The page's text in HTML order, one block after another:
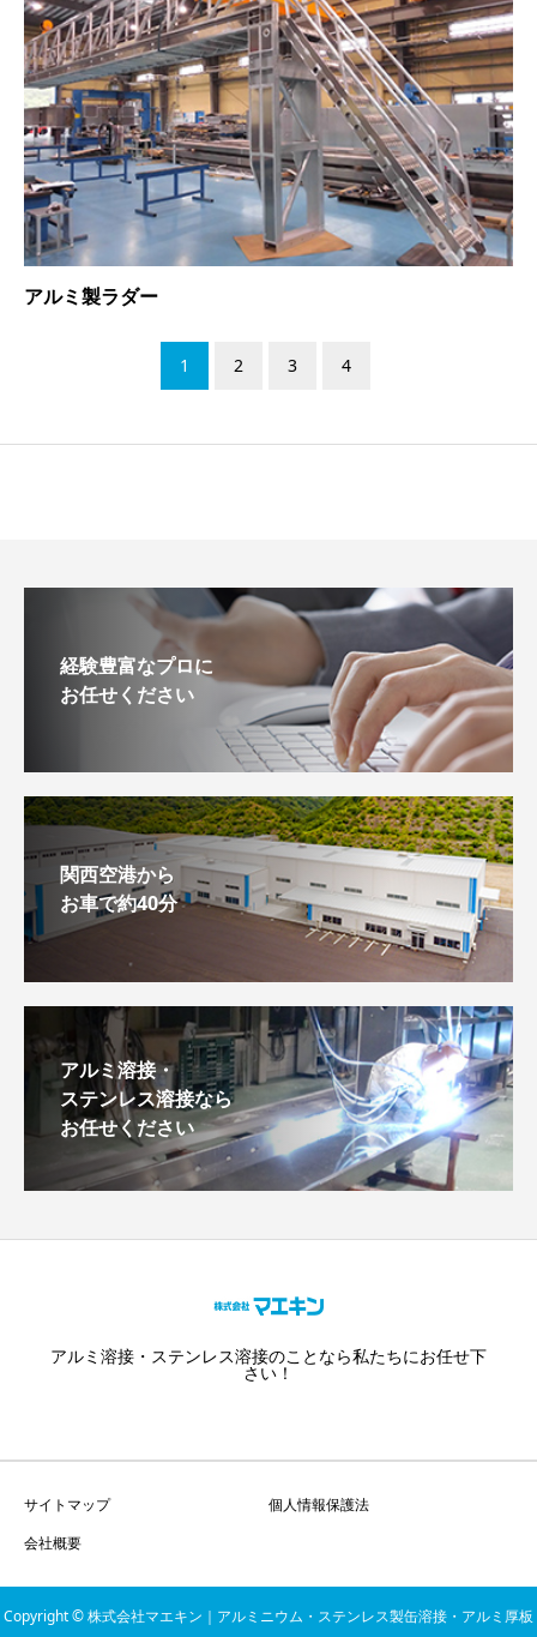
アルミ製ラダー
1 2 3 4
経験豊富なプロに
お任せください
関西空港から
お車で約40分
アルミ溶接・
ステンレス溶接なら
お任せください
アルミ溶接・ステンレス溶接のことなら私たちにお任せ下
さい！
サイトマップ
個人情報保護法
会社概要
Copyright © 株式会社マエキン｜アルミニウム・ステンレス製缶溶接・アルミ厚板